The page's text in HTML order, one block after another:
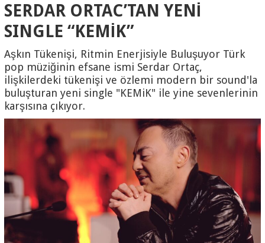
SERDAR ORTAC’TAN YENİ
SINGLE “KEMİK”
Aşkın Tükenişi, Ritmin Enerjisiyle Buluşuyor Türk
pop müziğinin efsane ismi Serdar Ortaç,
ilişkilerdeki tükenişi ve özlemi modern bir sound'la
buluşturan yeni single "KEMiK" ile yine sevenlerinin
karşısına çıkıyor.